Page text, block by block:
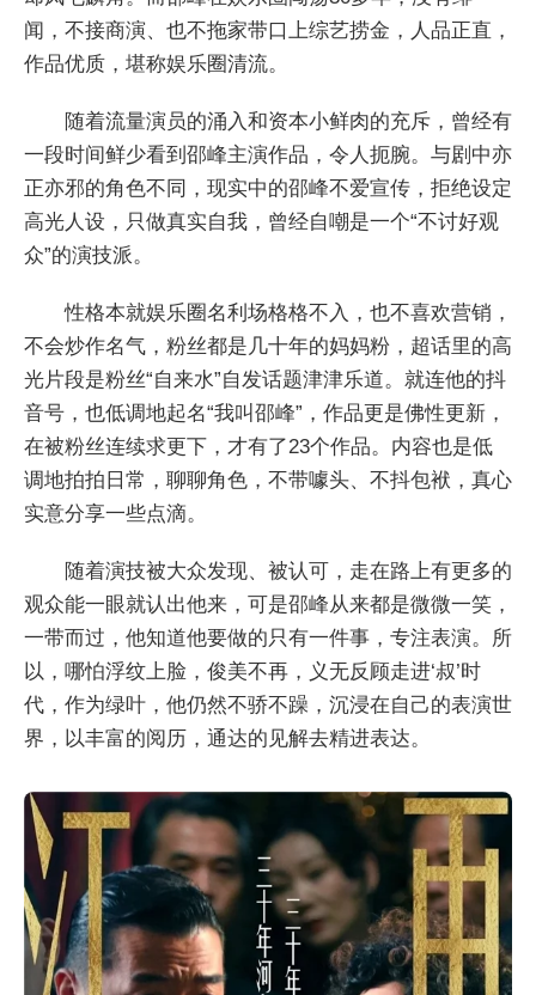
闻，不接商演、也不拖家带口上综艺捞金，人品正直，
作品优质，堪称娱乐圈清流。
随着流量演员的涌入和资本小鲜肉的充斥，曾经有
一段时间鲜少看到邵峰主演作品，令人扼腕。与剧中亦
正亦邪的角色不同，现实中的邵峰不爱宣传，拒绝设定
高光人设，只做真实自我，曾经自嘲是一个“不讨好观
众”的演技派。
性格本就娱乐圈名利场格格不入，也不喜欢营销，
不会炒作名气，粉丝都是几十年的妈妈粉，超话里的高
光片段是粉丝“自来水”自发话题津津乐道。就连他的抖
音号，也低调地起名“我叫邵峰”，作品更是佛性更新，
在被粉丝连续求更下，才有了23个作品。内容也是低
调地拍拍日常，聊聊角色，不带噱头、不抖包袱，真心
实意分享一些点滴。
随着演技被大众发现、被认可，走在路上有更多的
观众能一眼就认出他来，可是邵峰从来都是微微一笑，
一带而过，他知道他要做的只有一件事，专注表演。所
以，哪怕浮纹上脸，俊美不再，义无反顾走进‘叔’时
代，作为绿叶，他仍然不骄不躁，沉浸在自己的表演世
界，以丰富的阅历，通达的见解去精进表达。